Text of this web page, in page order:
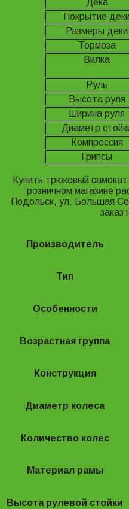
Дека
Покрытие деки
Размеры деки
Тормоза
Вилка
Руль
Высота руля
Ширина руля
Диаметр
Компрессия
Грипсы
Купить трюковый
розничном магазине
Подольск, ул. Большая
заказ
Производитель
Тип
Особенности
Возрастная группа
Конструкция
Диаметр колеса
Количество колес
Материал рамы
Высота рулевой стойки